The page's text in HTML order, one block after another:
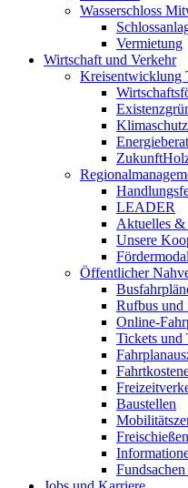
Wasserschloss
Vermietung
Wirtschaft und Verkehr
Kreisentwicklung
LEADER
Aktuelles &
Unsere
Öffentlicher
Rufbus und
Online-
Tickets und
Baustellen